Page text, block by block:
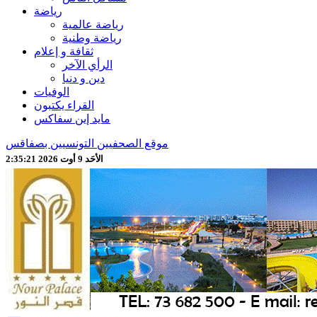
رياضة
رياضة عالمية
رياضة وطنية
ثقافة و إعلام
الرأي الآخر
دين و دنيا
الوفيات
القراء يكتبون
مايد إين سفاكس
موقع الصحفيين التونسيين بصفاقس
الأحَد 9 أوت 2026 2:35:24